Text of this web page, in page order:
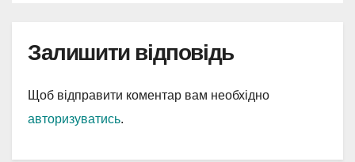
Залишити відповідь
Щоб відправити коментар вам необхідно
авторизуватись.